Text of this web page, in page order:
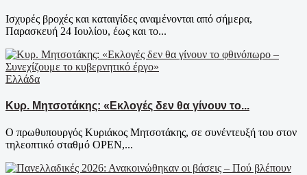
Ισχυρές βροχές και καταιγίδες αναμένονται από σήμερα,
Παρασκευή 24 Ιουλίου, έως και το...
Ελλάδα
Κυρ. Μητσοτάκης: «Εκλογές δεν θα γίνουν το...
Ο πρωθυπουργός Κυριάκος Μητσοτάκης, σε συνέντευξή του στον
τηλεοπτικό σταθμό OPEN,...